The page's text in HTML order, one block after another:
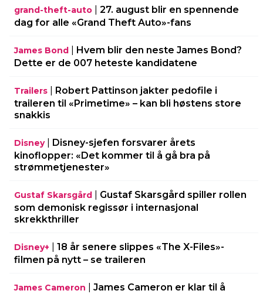
grand-theft-auto
27. august blir en spennende
dag for alle «Grand Theft Auto»-fans
James Bond
Hvem blir den neste James Bond?
Dette er de 007 heteste kandidatene
Trailers
Robert Pattinson jakter pedofile i
traileren til «Primetime» – kan bli høstens store
snakkis
Disney|
Disney-sjefen forsvarer årets
kinoflopper: «Det kommer til å gå bra på
strømmetjenester»
Gustaf Skarsgård
Gustaf Skarsgård spiller rollen
som demonisk regissør i internasjonal
skrekkthriller
Disney+
18 år senere slippes «The X-Files»-
filmen på nytt – se traileren
James Cameron
James Cameron er klar til å